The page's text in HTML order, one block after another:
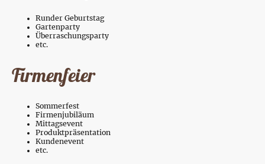
Runder Geburtstag
Gartenparty
Überraschungsparty
etc.
Firmenfeier
Sommerfest
Firmenjubiläum
Mittagsevent
Produktpräsentation
Kundenevent
etc.